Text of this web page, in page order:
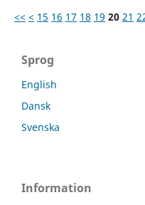
<< < 15 16 17 18 19 20 21
Sprog
English
Dansk
Svenska
Information